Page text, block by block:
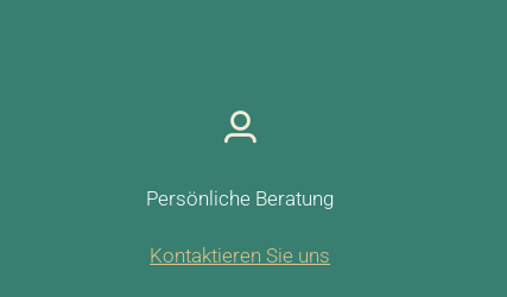
Persönliche Beratung
Kontaktieren Sie uns